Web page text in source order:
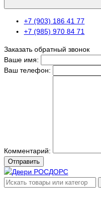
+7 (903) 186 41 77
+7 (985) 970 84 71
Заказать обратный звонок
Ваше имя:
Ваш телефон:
Комментарий:
Отправить